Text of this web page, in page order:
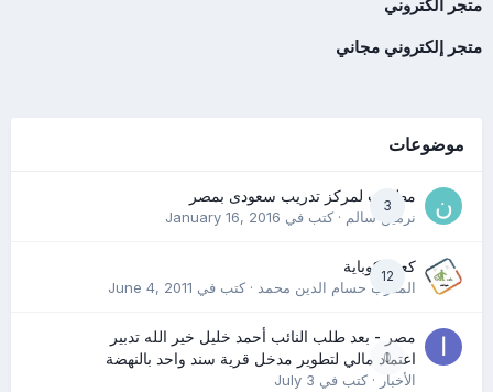
متجر الكتروني
متجر إلكتروني مجاني
موضوعات
3
مطلوب لمركز تدريب سعودى بمصر
نرمين سالم· كتب في January 16, 2016
12
كعب كوباية
المدرب حسام الدين محمد· كتب في June 4, 2011
0
مصر - بعد طلب النائب أحمد خليل خير الله تدبير
اعتماد مالي لتطوير مدخل قرية سند واحد بالنهضة
الأخبار· كتب في July 3